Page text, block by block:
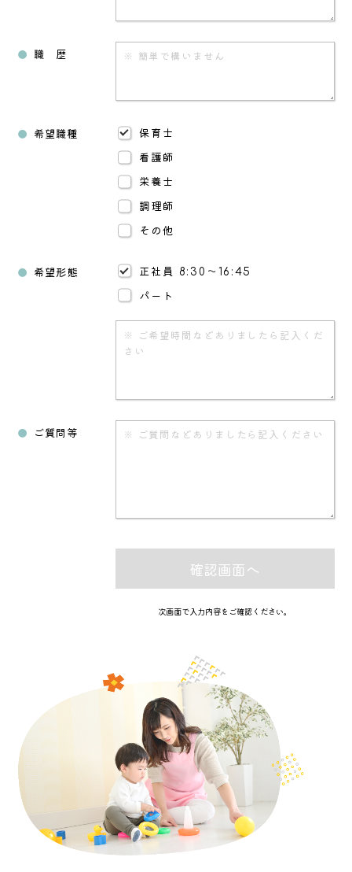
職 歴
希望職種 保育士
看護師
栄養士
調理師
その他
希望形態 正社員 8:30～16:45
パート
ご質問等
次画面で入力内容をご確認ください。